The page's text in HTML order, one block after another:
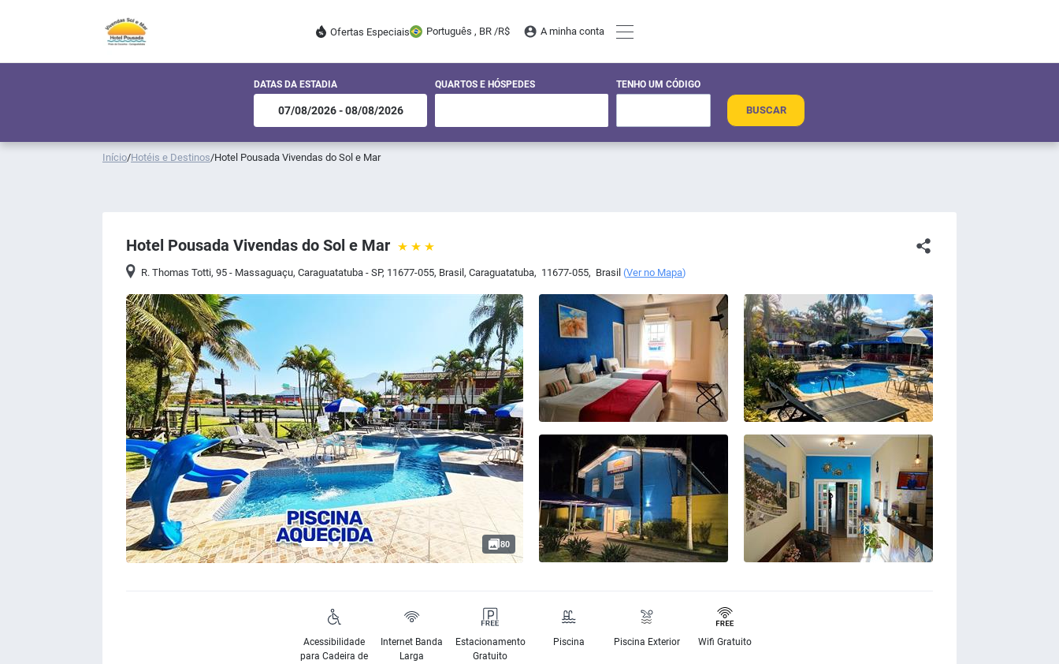
Ofertas Especiais Português , BR /R$ A minha conta
DATAS DA ESTADIA QUARTOS E HÓSPEDES TENHO UM CÓDIGO
BUSCAR
Início/Hotéis e Destinos/Hotel Pousada Vivendas do Sol e Mar
Hotel Pousada Vivendas do Sol e Mar
R. Thomas Totti, 95 - Massaguaçu, Caraguatatuba - SP, 11677-055, Brasil,Caraguatatuba, 11677-055, Brasil (Ver no Mapa)
80
Acessibilidade
para Cadeira de
Internet Banda
Larga
Estacionamento
Gratuito
Piscina Piscina Exterior Wifi Gratuito